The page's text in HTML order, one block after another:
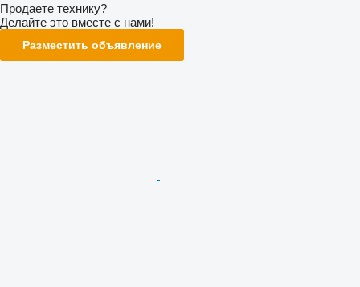
Продаете технику?
Делайте это вместе с нами!
Разместить объявление